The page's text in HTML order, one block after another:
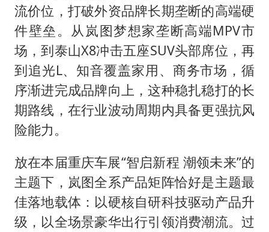
流价位，打破外资品牌长期垄断的高端硬
件壁垒。从岚图梦想家垄断高端MPV市
场，到泰山X8冲击五座SUV头部席位，再
到追光L、知音覆盖家用、商务市场，循
序渐进完成品牌向上，这种稳扎稳打的长
期路线，在行业波动周期内具备更强抗风
险能力。
放在本届重庆车展“智启新程 潮领未来”的
主题下，岚图全系产品矩阵恰好是主题最
佳落地载体：以硬核自研科技驱动产品升
级，以全场景豪华出行引领消费潮流。过